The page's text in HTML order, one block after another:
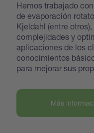
Hemos trabajado
de evaporación
Kjeldahl (entre
complejidades y
aplicaciones de los
conocimientos
para mejorar sus
Más